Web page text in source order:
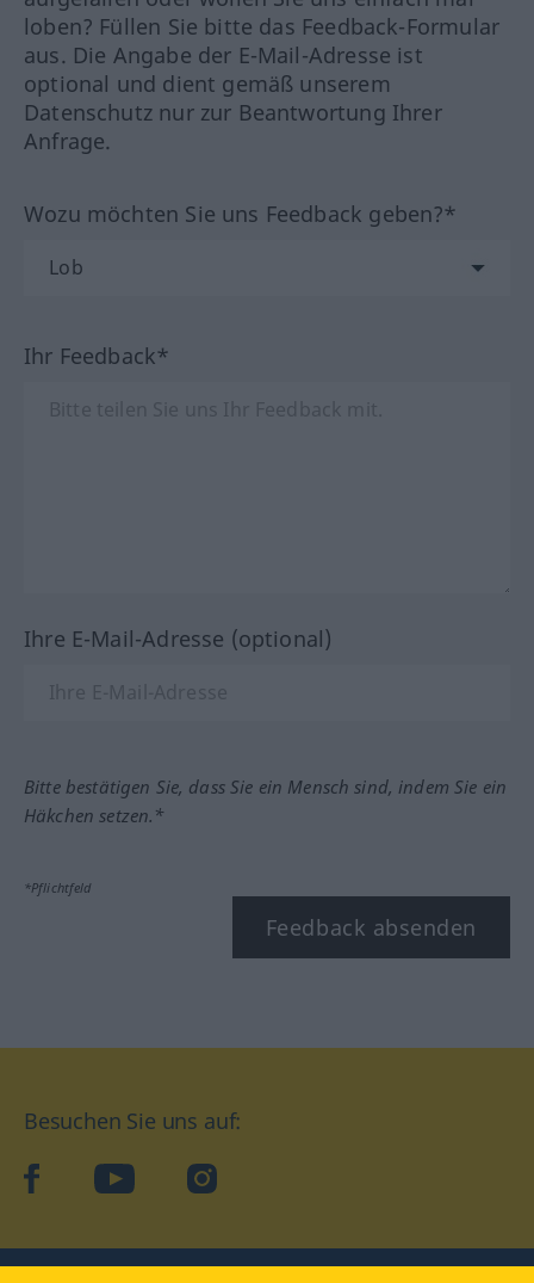
loben? Füllen Sie bitte das Feedback-Formular
aus. Die Angabe der E-Mail-Adresse ist
optional und dient gemäß unserem
Datenschutz nur zur Beantwortung Ihrer
Anfrage.
Wozu möchten Sie uns Feedback geben?*
Ihr Feedback*
Ihre E-Mail-Adresse (optional)
Bitte bestätigen Sie, dass Sie ein Mensch sind, indem Sie ein
Häkchen setzen.*
*Pflichtfeld
Feedback absenden
Besuchen Sie uns auf:
facebookYouTube Instagram